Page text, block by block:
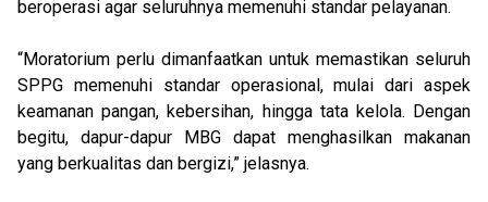
beroperasi agar seluruhnya memenuhi standar pelayanan.
“Moratorium perlu dimanfaatkan untuk memastikan seluruh
SPPG memenuhi standar operasional, mulai dari aspek
keamanan pangan, kebersihan, hingga tata kelola. Dengan
begitu, dapur-dapur MBG dapat menghasilkan makanan
yang berkualitas dan bergizi,” jelasnya.